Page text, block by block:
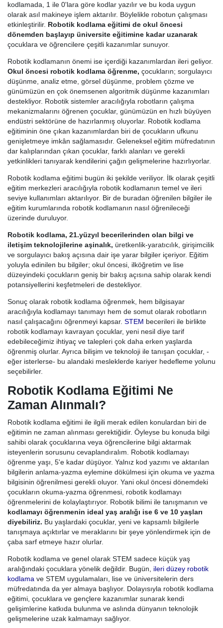
kodlamada, 1 ile 0'lara göre kodlar yazılır ve bu koda uygun
olarak asıl makineye işlem aktarılır. Böylelikle robotun çalışması
etkinleştirilir. Robotik kodlama eğitimi de okul öncesi
dönemden başlayıp üniversite eğitimine kadar uzanarak
çocuklara ve öğrencilere çeşitli kazanımlar sunuyor.
Robotik kodlamanın önemi ise içerdiği kazanımlardan ileri geliyor.
Okul öncesi robotik kodlama öğrenme, çocukların; sorgulayıcı
düşünme, analiz etme, görsel düşünme, problem çözme ve
günümüzün en çok önemsenen algoritmik düşünme kazanımları
destekliyor. Robotik sistemler aracılığıyla robotların çalışma
mekanizmalarını öğrenen çocuklar, günümüzün en hızlı büyüyen
endüstri sektörüne de hazırlanmış oluyorlar. Robotik kodlama
eğitiminin öne çıkan kazanımlardan biri de çocukların ufkunu
genişletmeye imkân sağlamasıdır. Geleneksel eğitim müfredatının
dar kalıplarından çıkan çocuklar, farklı alanları ve gerekli
yetkinlikleri tanıyarak kendilerini çağın gelişmelerine hazırlıyorlar.
Robotik kodlama eğitimi bugün iki şekilde veriliyor. İlk olarak çeşitli
eğitim merkezleri aracılığıyla robotik kodlamanın temel ve ileri
seviye kullanımları aktarılıyor. Bir de buradan öğrenilen bilgiler ile
eğitim kurumlarında robotik kodlamanın nasıl öğrenileceği
üzerinde duruluyor.
Robotik kodlama, 21.yüzyıl becerilerinden olan bilgi ve
iletişim teknolojilerine aşinalık, üretkenlik-yaratıcılık, girişimcilik
ve sorgulayıcı bakış açısına dair işe yarar bilgiler içeriyor. Eğitim
yoluyla edinilen bu bilgiler; okul öncesi, ilköğretim ve lise
düzeyindeki çocukların geniş bir bakış açısına sahip olarak kendi
potansiyellerini keşfetmeleri de destekliyor.
Sonuç olarak robotik kodlama öğrenmek, hem bilgisayar
aracılığıyla kodlamayı tanımayı hem de somut olarak robotların
nasıl çalışacağını öğrenmeyi kapsar. STEM becerileri ile birlikte
robotik kodlamayı kavrayan çocuklar, yeni nesil diye tarif
edebileceğimiz ihtiyaç ve talepleri çok daha erken yaşlarda
öğrenmiş olurlar. Ayrıca bilişim ve teknoloji ile tanışan çocuklar, -
eğer isterlerse- bu alandaki mesleklerde kariyer hedefleme yolunu
seçebilirler.
Robotik Kodlama Eğitimi Ne
Zaman Alınmalı?
Robotik kodlama eğitimi ile ilgili merak edilen konulardan biri de
eğitimin ne zaman alınması gerektiğidir. Öyleyse bu konuda bilgi
sahibi olarak çocuklarına veya öğrencilerine bilgi aktarmak
isteyenlerin sorusunu cevaplandıralım. Robotik kodlamayı
öğrenme yaşı, 5'e kadar düşüyor. Yalnız kod yazımı ve aktarılan
bilgilerin anlama-yazma eylemine dökülmesi için okuma ve yazma
bilgisinin öğrenilmesi gerekli oluyor. Yani okul öncesi dönemdeki
çocukların okuma-yazma öğrenmesi, robotik kodlamayı
öğrenmelerini de kolaylaştırıyor. Robotik bilimi ile tanışmanın ve
kodlamayı öğrenmenin ideal yaş aralığı ise 6 ve 10 yaşları
diyebiliriz. Bu yaşlardaki çocuklar, yeni ve kapsamlı bilgilerle
tanışmaya açıktırlar ve meraklarını bir şeye yönlendirmek için de
çaba sarf etmeye hazır olurlar.
Robotik kodlama ve genel olarak STEM sadece küçük yaş
aralığındaki çocuklara yönelik değildir. Bugün, ileri düzey robotik
kodlama ve STEM uygulamaları, lise ve üniversitelerin ders
müfredatında da yer almaya başlıyor. Dolayısıyla robotik kodlama
eğitimi, çocuklara ve gençlere kazanımlar sunarak kendi
gelişimlerine katkıda bulunma ve aslında dünyanın teknolojik
gelişmelerine uzak kalmamayı sağlıyor.